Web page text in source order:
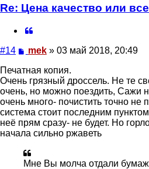
mek
Re: Цена качество или
#14 Сообщение
mek» 03 май 2018, 20:49
Печатная копия.
Очень грязный дроссель. Не те
очень, но можно поездить, Сажи
очень много- почистить точно
система стоит последним
неё прям сразу- не будет. Но
начала сильно ржаветь
Мне Вы молча отдали